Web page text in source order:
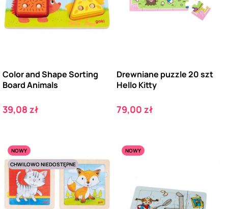
Color and Shape Sorting
Board Animals
Cena
39,08 zł
Drewniane puzzle 20 szt
Hello Kitty
Cena
79,00 zł
NOWY
CHWILOWO NIEDOSTĘPNE
NOWY